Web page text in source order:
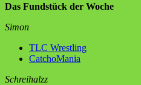
Das Fundstück der Woche
Simon
TLC Wrestling
CatchoMania
Schreihalzz